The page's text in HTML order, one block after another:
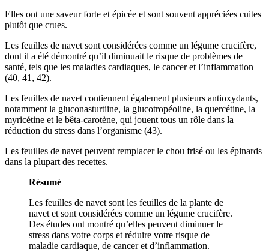
Elles ont une saveur forte et épicée et sont souvent appréciées cuites
plutôt que crues.
Les feuilles de navet sont considérées comme un légume crucifère,
dont il a été démontré qu’il diminuait le risque de problèmes de
santé, tels que les maladies cardiaques, le cancer et l’inflammation
(40, 41 , 42).
Les feuilles de navet contiennent également plusieurs antioxydants,
notamment la gluconasturtiine, la glucotropéoline, la quercétine, la
myricétine et le bêta-carotène, qui jouent tous un rôle dans la
réduction du stress dans l’organisme (43).
Les feuilles de navet peuvent remplacer le chou frisé ou les épinards
dans la plupart des recettes.
Résumé
Les feuilles de navet sont les feuilles de la plante de
navet et sont considérées comme un légume crucifère.
Des études ont montré qu’elles peuvent diminuer le
stress dans votre corps et réduire votre risque de
maladie cardiaque, de cancer et d’inflammation.